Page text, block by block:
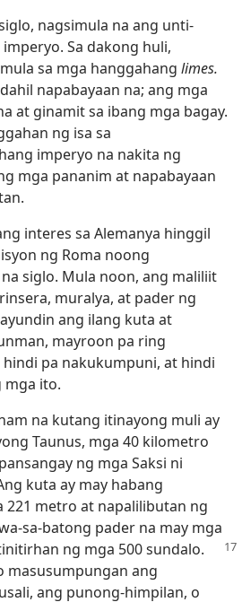
nagsimula na ang unti-
Sa dakong huli,
sa mga hanggahang limes.
napabayaan na; ang mga
at ginamit sa ibang mga bagay.
ng isa sa
imperyo na nakita ng
mga pananim at napabayaan
interes sa Alemanya hinggil
ng Roma noong
siglo. Mula noon, ang maliliit
muralya, at pader ng
ang ilang kuta at
mayroon pa ring
pa nakukumpuni, at hindi
mga ito.
na kutang itinayong muli ay
Taunus, mga 40 kilometro
ng mga Saksi ni
kuta ay may habang
221 metro at napalilibutan ng
sa-batong pader na may mga
ng mga 500 sundalo.
masusumpungan ang
ang punong-himpilan, o